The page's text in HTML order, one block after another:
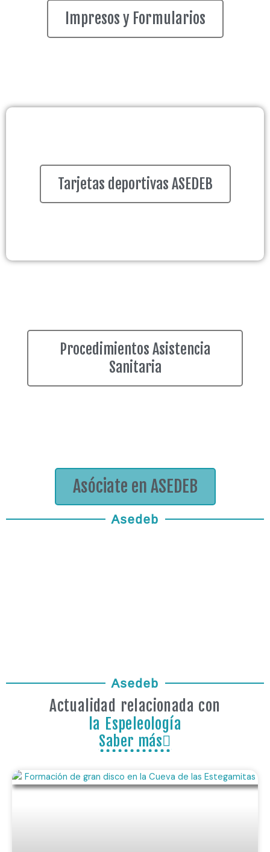
Impresos y Formularios
Tarjetas deportivas ASEDEB
Procedimientos Asistencia
Sanitaria
Asóciate en ASEDEB
Asedeb
Asedeb
Actualidad relacionada con
la Espeleología
Saber más